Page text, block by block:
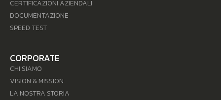
CERTIFICAZIONI AZIENDALI
DOCUMENTAZIONE
SPEED TEST
CORPORATE
CHI SIAMO
VISION & MISSION
LA NOSTRA STORIA